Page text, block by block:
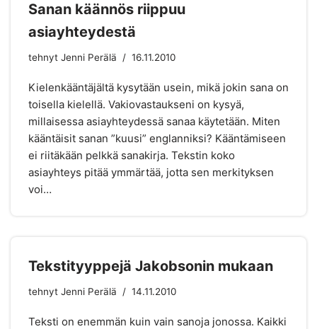
Sanan käännös riippuu
asiayhteydestä
tehnyt Jenni Perälä 16.11.2010
Kielenkääntäjältä kysytään usein, mikä jokin sana on
toisella kielellä. Vakiovastaukseni on kysyä,
millaisessa asiayhteydessä sanaa käytetään. Miten
kääntäisit sanan ”kuusi” englanniksi? Kääntämiseen
ei riitäkään pelkkä sanakirja. Tekstin koko
asiayhteys pitää ymmärtää, jotta sen merkityksen
voi…
Tekstityyppejä Jakobsonin mukaan
tehnyt Jenni Perälä 14.11.2010
Teksti on enemmän kuin vain sanoja jonossa. Kaikki